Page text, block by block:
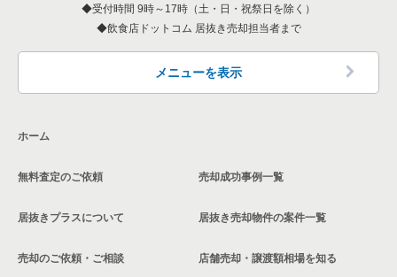
埼玉県のアジア料理の居抜き売却物件の案件一覧
埼玉県のカフェの居抜き売却物件の案件一覧
埼玉県のお弁当・惣菜・デリの居抜き売却物件の案件一覧
埼玉県のカラオケ・パブ・スナックの居抜き売却物件の案件一
さいたま市浦和区の居酒屋・ダイニングバーの居抜き売却物件
浦和駅の洋食の居抜き売却物件の案件一覧
受付時間 9時～17時（土・日・祝祭日を除く）
飲食店ドットコム 居抜き売却担当者まで
メニューを表示
ホーム
無料査定のご依頼
居抜きプラスについて
売却のご依頼・ご相談
売却成功事例一覧
居抜き売却物件の案件一覧
店舗売却・譲渡額相場を知る